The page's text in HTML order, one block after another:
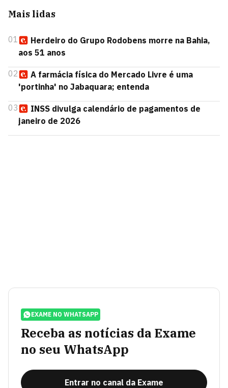
Mais lidas
01
Herdeiro do Grupo Rodobens morre na Bahia,
aos 51 anos
02
A farmácia física do Mercado Livre é uma
'portinha' no Jabaquara; entenda
03
INSS divulga calendário de pagamentos de
janeiro de 2026
EXAME NO WHATSAPP
Receba as notícias da Exame
no seu WhatsApp
Entrar no canal da Exame